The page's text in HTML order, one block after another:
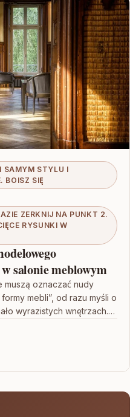
SAMYM STYLU I
BOISZ SIĘ
ZERKNIJ NA PUNKT 2.
RYSUNKI W
salonie meblowym
muszą oznaczać nudy
mebli”, od razu myśli o
wyrazistych wnętrzach.…